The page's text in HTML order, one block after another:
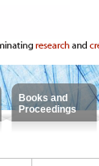
Books and
Proceedings